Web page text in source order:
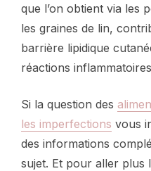
que l’on obtient via les
les graines de lin,
barrière lipidique
réactions
Si la question des
les imperfections vous
des informations
sujet. Et pour aller plus